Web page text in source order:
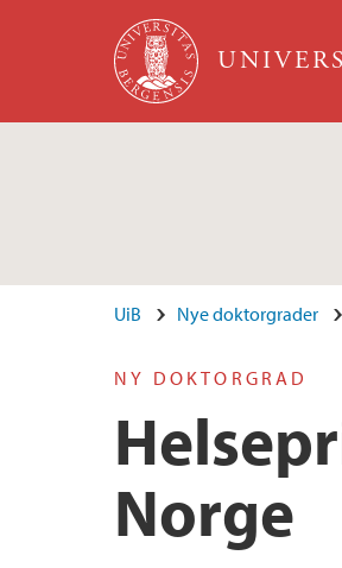
Hopp til hovedinnhold
UiB Nye doktorgrader
NY DOKTORGRAD
Norge